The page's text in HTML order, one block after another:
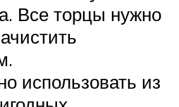
Все торцы нужно
использовать из